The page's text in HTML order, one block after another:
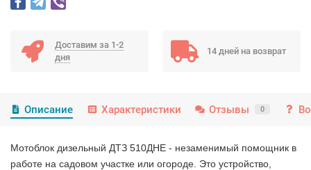
Доставим за 1-2
дня
14 дней на возврат
Описание Характеристики Отзывы 0
Мотоблок дизельный ДТЗ 510ДНE - незаменимый помощник в
работе на садовом участке или огороде. Это устройство,